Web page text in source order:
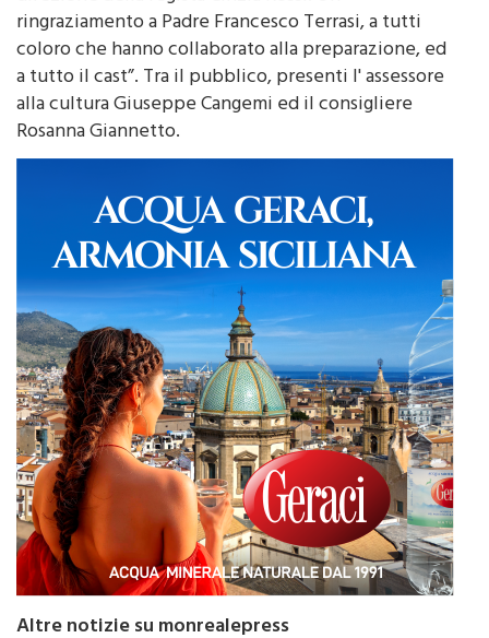
direzione della regista Cinzia Rossi. Un
ringraziamento a Padre Francesco Terrasi, a tutti
coloro che hanno collaborato alla preparazione, ed
a tutto il cast”. Tra il pubblico, presenti l' assessore
alla cultura Giuseppe Cangemi ed il consigliere
Rosanna Giannetto.